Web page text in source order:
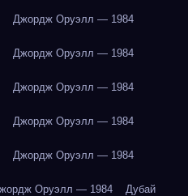
Джордж Оруэлл — 1984
Джордж Оруэлл — 1984
Джордж Оруэлл — 1984
Джордж Оруэлл — 1984
Джордж Оруэлл — 1984
Оруэлл — 1984 Дубай